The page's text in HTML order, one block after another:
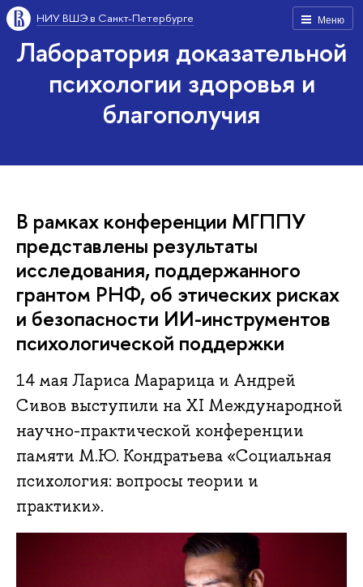
Меню
НИУ ВШЭ в Санкт-Петербурге
Лаборатория доказательной
психологии здоровья и
благополучия
В рамках конференции МГППУ
представлены результаты
исследования, поддержанного
грантом РНФ, об этических рисках
и безопасности ИИ-инструментов
психологической поддержки
14 мая Лариса Марарица и Андрей
Сивов выступили на XI Международной
научно-практической конференции
памяти М.Ю. Кондратьева «Социальная
психология: вопросы теории и
практики».